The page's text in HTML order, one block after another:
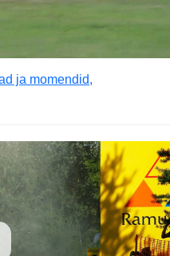
ja momendid,